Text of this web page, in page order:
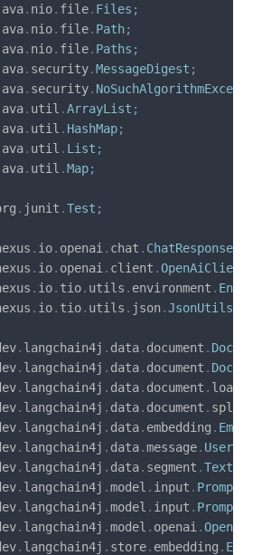
. nio. file. Files ;
. nio. file. Path;
. nio. file. Paths ;
. security.MessageDigest ;
. security.
. util .ArrayList ;
. util . HashMap;
. util . List ;
. util .Map;
. junit .Test ;
. io. openai . chat . ChatResponseVo
. io. openai . client .OpenAiClient
. io. tio. utils . environment .
. io. tio. utils . json.JsonUtils
. langchain4j . data. document .
. langchain4j . data. document .
. langchain4j . data. document . loader
. langchain4j . data. document .
. langchain4j . data. embedding .
. langchain4j . data.message.
. langchain4j . data. segment .
. langchain4j .model . input . Prompt
. langchain4j .model . input .
. langchain4j .model . openai .
. langchain4j . store. embedding .